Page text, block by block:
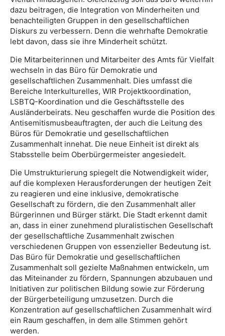
dazu beitragen, die Integration von Minderheiten und
benachteiligten Gruppen in den gesellschaftlichen
Diskurs zu verbessern. Denn die wehrhafte Demokratie
lebt davon, dass sie ihre Minderheit schützt.
Die Mitarbeiterinnen und Mitarbeiter des Amts für Vielfalt
wechseln in das Büro für Demokratie und
gesellschaftlichen Zusammenhalt. Dies umfasst die
Bereiche Interkulturelles, WIR Projektkoordination,
LSBTQ-Koordination und die Geschäftsstelle des
Ausländerbeirats. Neu geschaffen wurde die Position des
Antisemitismusbeauftragten, der auch die Leitung des
Büros für Demokratie und gesellschaftlichen
Zusammenhalt innehat. Die neue Einheit ist direkt als
Stabsstelle beim Oberbürgermeister angesiedelt.
Die Umstrukturierung spiegelt die Notwendigkeit wider,
auf die komplexen Herausforderungen der heutigen Zeit
zu reagieren und eine inklusive, demokratische
Gesellschaft zu fördern, die den Zusammenhalt aller
Bürgerinnen und Bürger stärkt. Die Stadt erkennt damit
an, dass in einer zunehmend pluralistischen Gesellschaft
der gesellschaftliche Zusammenhalt zwischen
verschiedenen Gruppen von essenzieller Bedeutung ist.
Das Büro für Demokratie und gesellschaftlichen
Zusammenhalt soll gezielte Maßnahmen entwickeln, um
das Miteinander zu fördern, Spannungen abzubauen und
Initiativen zur politischen Bildung sowie zur Förderung
der Bürgerbeteiligung umzusetzen. Durch die
Konzentration auf gesellschaftlichen Zusammenhalt wird
ein Raum geschaffen, in dem alle Stimmen gehört
werden.